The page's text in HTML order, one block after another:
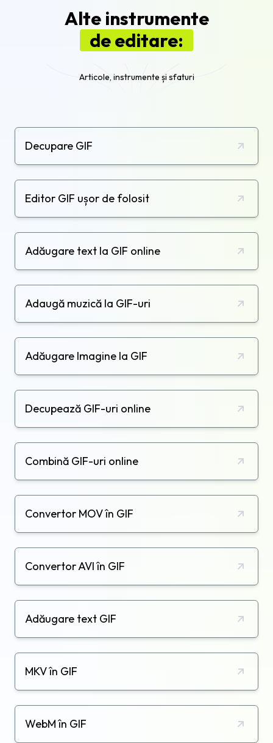
Alte instrumente
de editare:
Articole, instrumente și sfaturi
Decupare GIF
Editor GIF ușor de folosit
Adăugare text la GIF online
Adaugă muzică la GIF-uri
Adăugare Imagine la GIF
Decupează GIF-uri online
Combină GIF-uri online
Convertor MOV în GIF
Convertor AVI în GIF
Adăugare text GIF
MKV în GIF
WebM în GIF